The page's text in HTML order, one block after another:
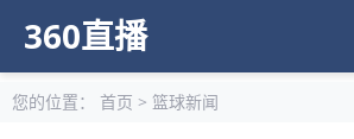
360直播
您的位置： 首页 > 篮球新闻